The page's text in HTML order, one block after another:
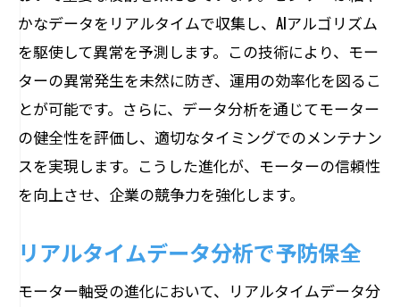
かなデータをリアルタイムで収集し、AIアルゴリズム
を駆使して異常を予測します。この技術により、モー
ターの異常発生を未然に防ぎ、運用の効率化を図るこ
とが可能です。さらに、データ分析を通じてモーター
の健全性を評価し、適切なタイミングでのメンテナン
スを実現します。こうした進化が、モーターの信頼性
を向上させ、企業の競争力を強化します。
リアルタイムデータ分析で予防保全
モーター軸受の進化において、リアルタイムデータ分